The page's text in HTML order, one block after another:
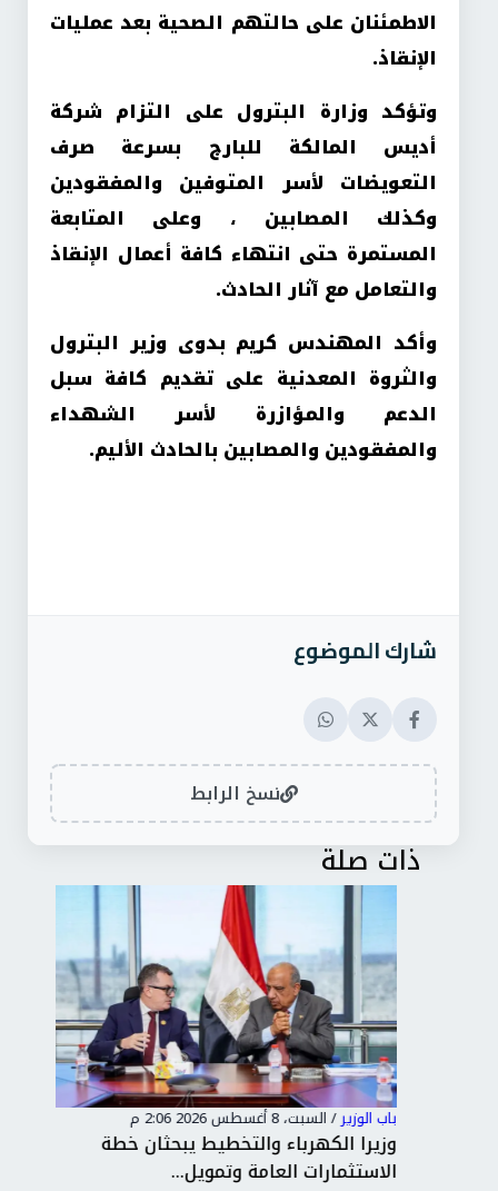
الاطمئنان على حالتهم الصحية بعد عمليات
الإنقاذ.
وتؤكد وزارة البترول على التزام شركة
أديس المالكة للبارج بسرعة صرف
التعويضات لأسر المتوفين والمفقودين
وكذلك المصابين ، وعلى المتابعة
المستمرة حتى انتهاء كافة أعمال الإنقاذ
والتعامل مع آثار الحادث.
وأكد المهندس كريم بدوى وزير البترول
والثروة المعدنية على تقديم كافة سبل
الدعم والمؤازرة لأسر الشهداء
والمفقودين والمصابين بالحادث الأليم.
شارك الموضوع
نسخ الرابط
ذات صلة
باب الوزير/السبت، 8 أغسطس 2026 2:06 م
وزيرا الكهرباء والتخطيط يبحثان خطة
الاستثمارات العامة وتمويل...